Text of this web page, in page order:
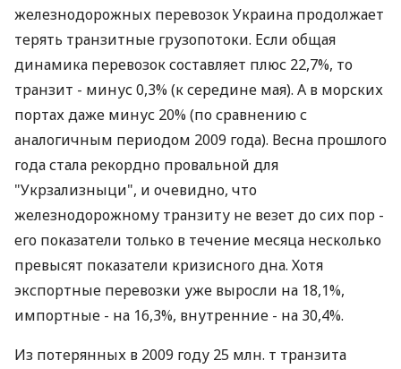
железнодорожных перевозок Украина продолжает
терять транзитные грузопотоки. Если общая
динамика перевозок составляет плюс 22,7%, то
транзит - минус 0,3% (к середине мая). А в морских
портах даже минус 20% (по сравнению с
аналогичным периодом 2009 года). Весна прошлого
года стала рекордно провальной для
"Укрзализныци", и очевидно, что
железнодорожному транзиту не везет до сих пор -
его показатели только в течение месяца несколько
превысят показатели кризисного дна. Хотя
экспортные перевозки уже выросли на 18,1%,
импортные - на 16,3%, внутренние - на 30,4%.
Из потерянных в 2009 году 25 млн. т транзита